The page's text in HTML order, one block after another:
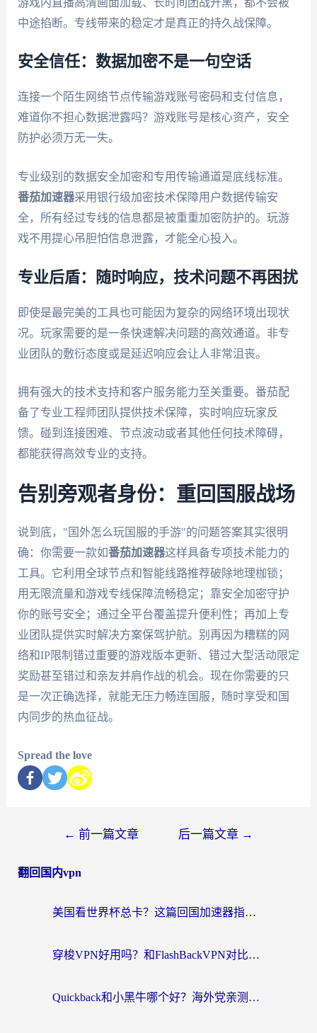
中途掐断。专线带来的稳定才是真正的持久战保障。
安全信任：数据加密不是一句空话
连接一个陌生网络节点传输游戏账号密码和支付信息，
难道你不担心数据泄露吗？游戏账号是核心资产，安全
防护必须万无一失。
专业级别的数据安全加密和专用传输通道是底线标准。
番茄加速器采用银行级加密技术保障用户数据传输安
全，所有经过专线的信息都是被重重加密防护的。玩游
戏不用提心吊胆怕信息泄露，才能全心投入。
专业后盾：随时响应，技术问题不再困扰
即使是最完美的工具也可能因为复杂的网络环境出现状
况。玩家需要的是一条快速解决问题的高效通道。非专
业团队的敷衍态度或是延迟响应会让人非常沮丧。
拥有强大的技术支持和客户服务能力至关重要。番茄配
备了专业工程师团队提供技术保障，实时响应玩家反
馈。碰到连接困难、节点波动或者其他任何技术障碍，
都能获得高效专业的支持。
告别旁观者身份：重回国服战场
说到底，"国外怎么玩国服的手游"的问题答案其实很明
确：你需要一款如番茄加速器这样具备专项技术能力的
工具。它利用全球节点和智能线路推荐破除地理枷锁；
用无限流量和游戏专线保障流畅稳定；靠安全加密守护
你的账号安全；通过全平台覆盖提升便利性；再加上专
业团队提供实时解决方案保驾护航。别再因为糟糕的网
络和IP限制错过重要的游戏版本更新、错过大型活动限定
奖励甚至错过和亲友并肩作战的机会。现在你需要的只
是一次正确选择，就能无压力畅连国服，随时享受和国
内同步的热血征战。
Spread the love
← 前一篇文章 后一篇文章 →
翻回国内vpn
美国看世界杯总卡？这篇回国加速器指南帮你无缝刷国内资源（附苹果手机VPN设置步骤）
穿梭VPN好用吗？和FlashBackVPN对比哪个回国效果更好？
Quickback和小黑牛哪个好？海外党亲测指南，选对回国加速器秒回国内